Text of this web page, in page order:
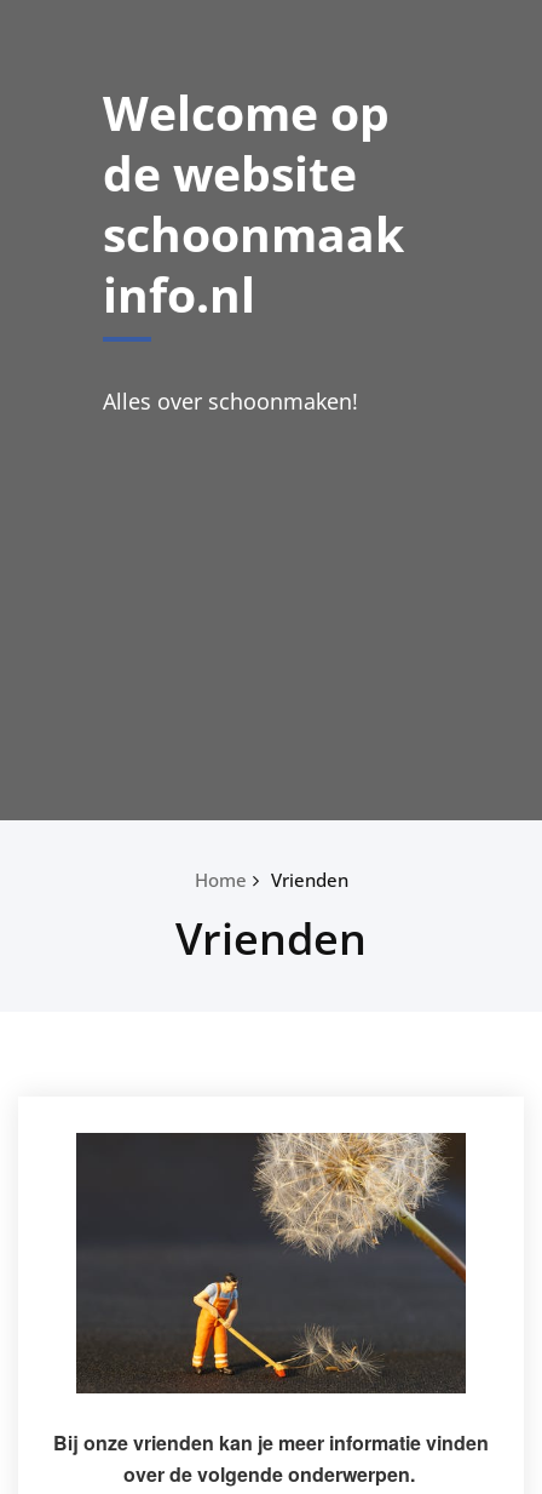
Welcome op
de website
schoonmaak
info.nl
Alles over schoonmaken!
Home Vrienden
Vrienden
Bij onze vrienden kan je meer informatie vinden
over de volgende onderwerpen.